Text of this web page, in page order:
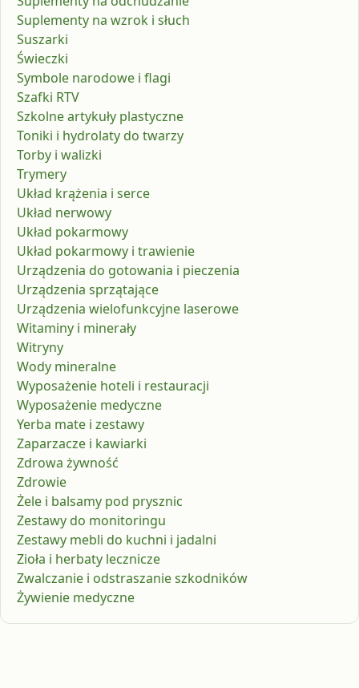
Suplementy na wzrok i słuch
Suszarki
Świeczki
Symbole narodowe i flagi
Szafki RTV
Szkolne artykuły plastyczne
Toniki i hydrolaty do twarzy
Torby i walizki
Trymery
Układ krążenia i serce
Układ nerwowy
Układ pokarmowy
Układ pokarmowy i trawienie
Urządzenia do gotowania i pieczenia
Urządzenia sprzątające
Urządzenia wielofunkcyjne laserowe
Witaminy i minerały
Witryny
Wody mineralne
Wyposażenie hoteli i restauracji
Wyposażenie medyczne
Yerba mate i zestawy
Zaparzacze i kawiarki
Zdrowa żywność
Zdrowie
Żele i balsamy pod prysznic
Zestawy do monitoringu
Zestawy mebli do kuchni i jadalni
Zioła i herbaty lecznicze
Zwalczanie i odstraszanie szkodników
Żywienie medyczne